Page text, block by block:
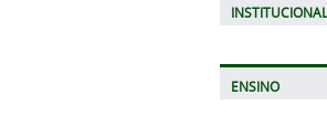
INSTITUCIONAL
ENSINO